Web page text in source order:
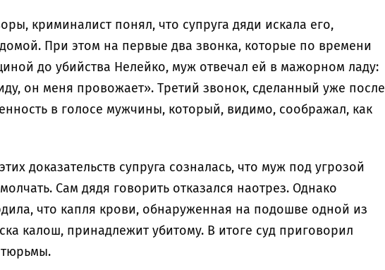
криминалист понял, что супруга дяди искала его,
При этом на первые два звонка, которые по времени
до убийства Нелейко, муж отвечал ей в мажорном ладу:
он меня провожает». Третий звонок, сделанный уже после
в голосе мужчины, который, видимо, соображал, как
доказательств супруга созналась, что муж под угрозой
Сам дядя говорить отказался наотрез. Однако
что капля крови, обнаруженная на подошве одной из
калош, принадлежит убитому. В итоге суд приговорил